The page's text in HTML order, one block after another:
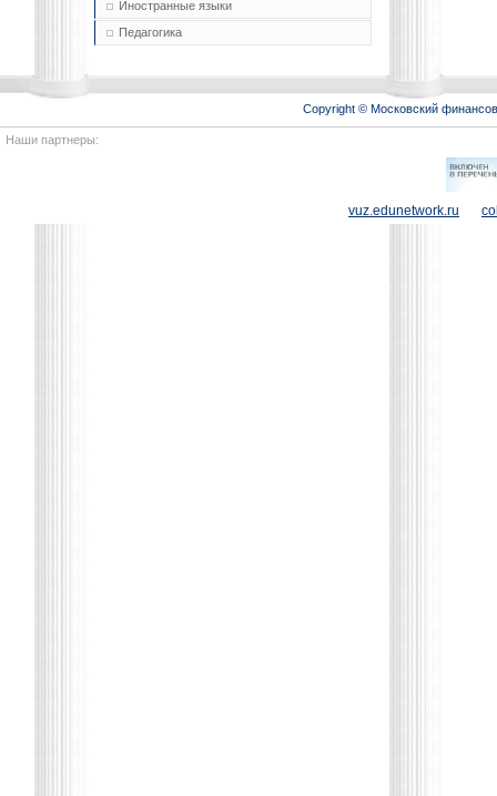
Иностранные языки
Педагогика
Copyright © Московский
Наши партнеры:
vuz.edunetwork.ru